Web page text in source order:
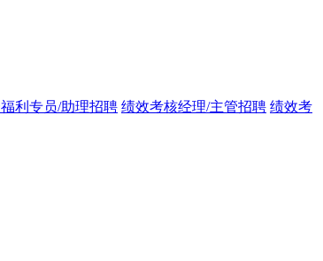
利专员/助理招聘 绩效考核经理/主管招聘 绩效考